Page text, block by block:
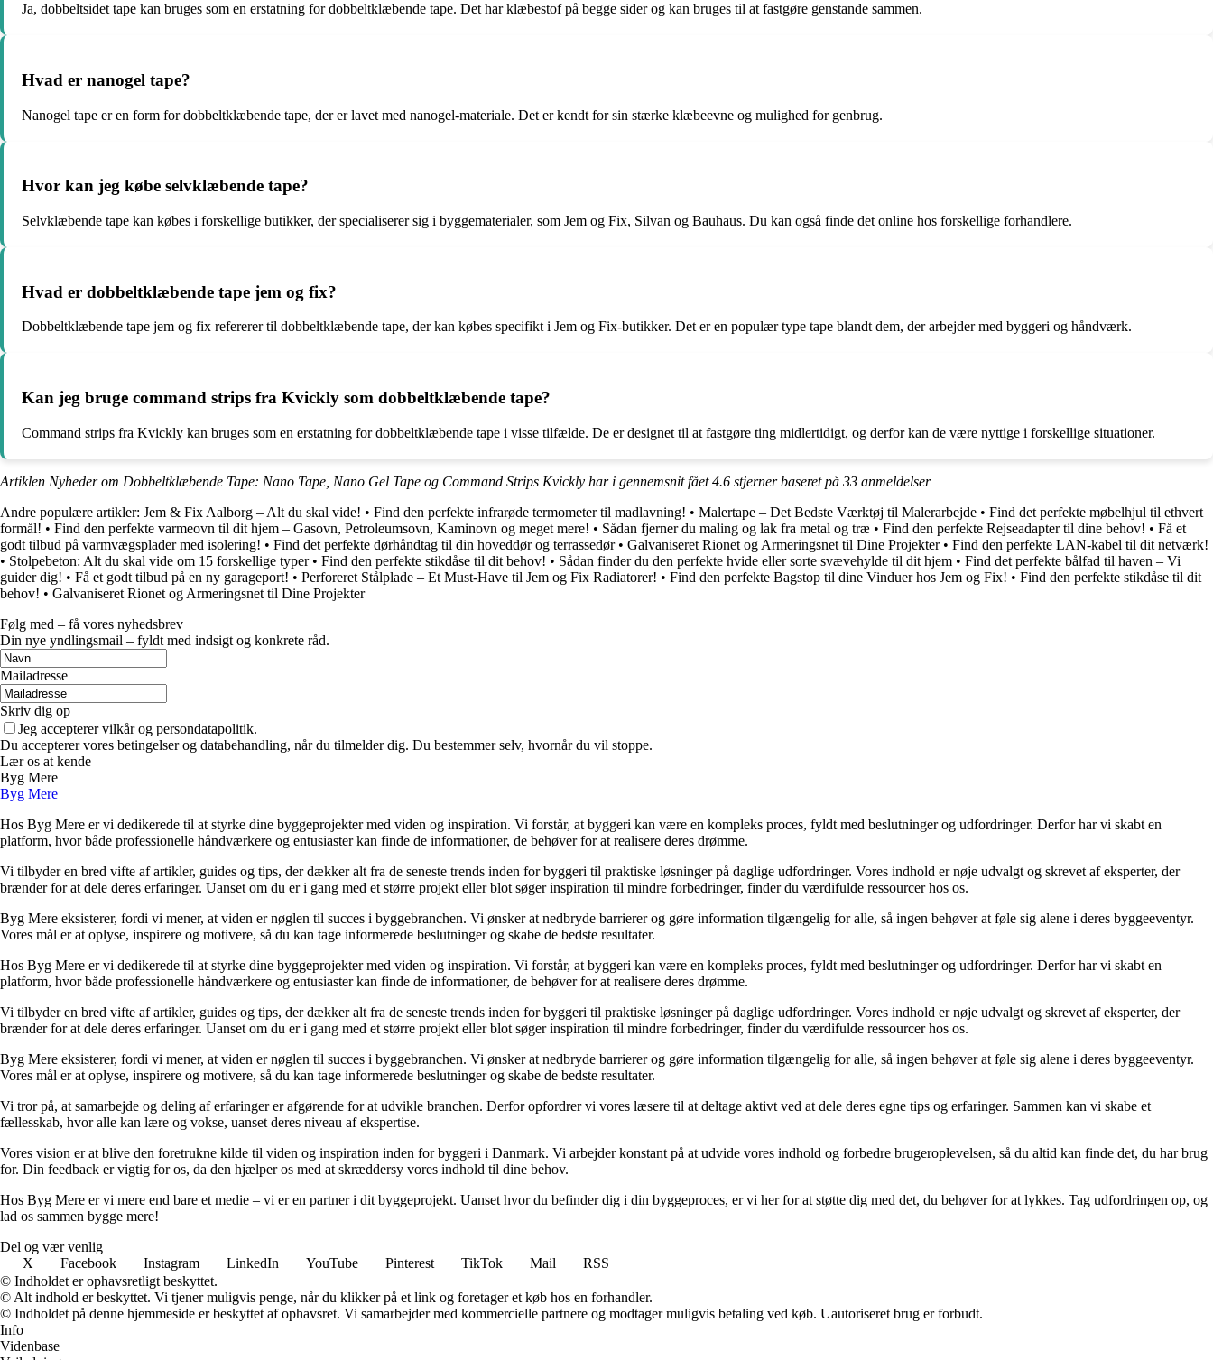
Ja, dobbeltsidet tape kan bruges som en erstatning for dobbeltklæbende tape. Det har klæbestof på begge sider og kan bruges til at fastgøre genstande sammen.
Hvad er nanogel tape?
Nanogel tape er en form for dobbeltklæbende tape, der er lavet med nanogel-materiale. Det er kendt for sin stærke klæbeevne og mulighed for genbrug.
Hvor kan jeg købe selvklæbende tape?
Selvklæbende tape kan købes i forskellige butikker, der specialiserer sig i byggematerialer, som Jem og Fix, Silvan og Bauhaus. Du kan også finde det online hos forskellige forhandlere.
Hvad er dobbeltklæbende tape jem og fix?
Dobbeltklæbende tape jem og fix refererer til dobbeltklæbende tape, der kan købes specifikt i Jem og Fix-butikker. Det er en populær type tape blandt dem, der arbejder med byggeri og håndværk.
Kan jeg bruge command strips fra Kvickly som dobbeltklæbende tape?
Command strips fra Kvickly kan bruges som en erstatning for dobbeltklæbende tape i visse tilfælde. De er designet til at fastgøre ting midlertidigt, og derfor kan de være nyttige i forskellige situationer.
Artiklen Nyheder om Dobbeltklæbende Tape: Nano Tape, Nano Gel Tape og Command Strips Kvickly har i gennemsnit fået4.6 stjerner baseret på 33 anmeldelser
Andre populære artikler: Jem & Fix Aalborg – Alt du skal vide! • Find den perfekte infrarøde termometer til madlavning! • Malertape – Det Bedste Værktøj til Malerarbejde • Find det perfekte møbelhjul til ethvert
formål! • Find den perfekte varmeovn til dit hjem – Gasovn, Petroleumsovn, Kaminovn og meget mere! • Sådan fjerner du maling og lak fra metal og træ • Find den perfekte Rejseadapter til dine behov! • Få et
godt tilbud på varmvægsplader med isolering! • Find det perfekte dørhåndtag til din hoveddør og terrassedør• Galvaniseret Rionet og Armeringsnet til Dine Projekter• Find den perfekte LAN-kabel til dit netværk!
• Stolpebeton: Alt du skal vide om 15 forskellige typer• Find den perfekte stikdåse til dit behov! • Sådan finder du den perfekte hvide eller sorte svævehylde til dit hjem • Find det perfekte bålfad til haven – Vi
guider dig! • Få et godt tilbud på en ny garageport! • Perforeret Stålplade – Et Must-Have til Jem og Fix Radiatorer! • Find den perfekte Bagstop til dine Vinduer hos Jem og Fix! • Find den perfekte stikdåse til dit
behov! • Galvaniseret Rionet og Armeringsnet til Dine Projekter
Følg med – få vores nyhedsbrev
Din nye yndlingsmail – fyldt med indsigt og konkrete råd.
Mailadresse
Skriv dig op
Jeg accepterer vilkår og persondatapolitik.
Du accepterer vores betingelser og databehandling, når du tilmelder dig. Du bestemmer selv, hvornår du vil stoppe.
Lær os at kende
Byg Mere
Byg Mere
Hos Byg Mere er vi dedikerede til at styrke dine byggeprojekter med viden og inspiration. Vi forstår, at byggeri kan være en kompleks proces, fyldt med beslutninger og udfordringer. Derfor har vi skabt en
platform, hvor både professionelle håndværkere og entusiaster kan finde de informationer, de behøver for at realisere deres drømme.
Vi tilbyder en bred vifte af artikler, guides og tips, der dækker alt fra de seneste trends inden for byggeri til praktiske løsninger på daglige udfordringer. Vores indhold er nøje udvalgt og skrevet af eksperter, der
brænder for at dele deres erfaringer. Uanset om du er i gang med et større projekt eller blot søger inspiration til mindre forbedringer, finder du værdifulde ressourcer hos os.
Byg Mere eksisterer, fordi vi mener, at viden er nøglen til succes i byggebranchen. Vi ønsker at nedbryde barrierer og gøre information tilgængelig for alle, så ingen behøver at føle sig alene i deres byggeeventyr.
Vores mål er at oplyse, inspirere og motivere, så du kan tage informerede beslutninger og skabe de bedste resultater.
Hos Byg Mere er vi dedikerede til at styrke dine byggeprojekter med viden og inspiration. Vi forstår, at byggeri kan være en kompleks proces, fyldt med beslutninger og udfordringer. Derfor har vi skabt en
platform, hvor både professionelle håndværkere og entusiaster kan finde de informationer, de behøver for at realisere deres drømme.
Vi tilbyder en bred vifte af artikler, guides og tips, der dækker alt fra de seneste trends inden for byggeri til praktiske løsninger på daglige udfordringer. Vores indhold er nøje udvalgt og skrevet af eksperter, der
brænder for at dele deres erfaringer. Uanset om du er i gang med et større projekt eller blot søger inspiration til mindre forbedringer, finder du værdifulde ressourcer hos os.
Byg Mere eksisterer, fordi vi mener, at viden er nøglen til succes i byggebranchen. Vi ønsker at nedbryde barrierer og gøre information tilgængelig for alle, så ingen behøver at føle sig alene i deres byggeeventyr.
Vores mål er at oplyse, inspirere og motivere, så du kan tage informerede beslutninger og skabe de bedste resultater.
Vi tror på, at samarbejde og deling af erfaringer er afgørende for at udvikle branchen. Derfor opfordrer vi vores læsere til at deltage aktivt ved at dele deres egne tips og erfaringer. Sammen kan vi skabe et
fællesskab, hvor alle kan lære og vokse, uanset deres niveau af ekspertise.
Vores vision er at blive den foretrukne kilde til viden og inspiration inden for byggeri i Danmark. Vi arbejder konstant på at udvide vores indhold og forbedre brugeroplevelsen, så du altid kan finde det, du har brug
for. Din feedback er vigtig for os, da den hjælper os med at skræddersy vores indhold til dine behov.
Hos Byg Mere er vi mere end bare et medie – vi er en partner i dit byggeprojekt. Uanset hvor du befinder dig i din byggeproces, er vi her for at støtte dig med det, du behøver for at lykkes. Tag udfordringen op, og
lad os sammen bygge mere!
Del og vær venlig
X
Facebook Instagram LinkedIn YouTube Pinterest TikTok Mail
RSS
© Indholdet er ophavsretligt beskyttet.
© Alt indhold er beskyttet. Vi tjener muligvis penge, når du klikker på et link og foretager et køb hos en forhandler.
© Indholdet på denne hjemmeside er beskyttet af ophavsret. Vi samarbejder med kommercielle partnere og modtager muligvis betaling ved køb. Uautoriseret brug er forbudt.
Info
Videnbase